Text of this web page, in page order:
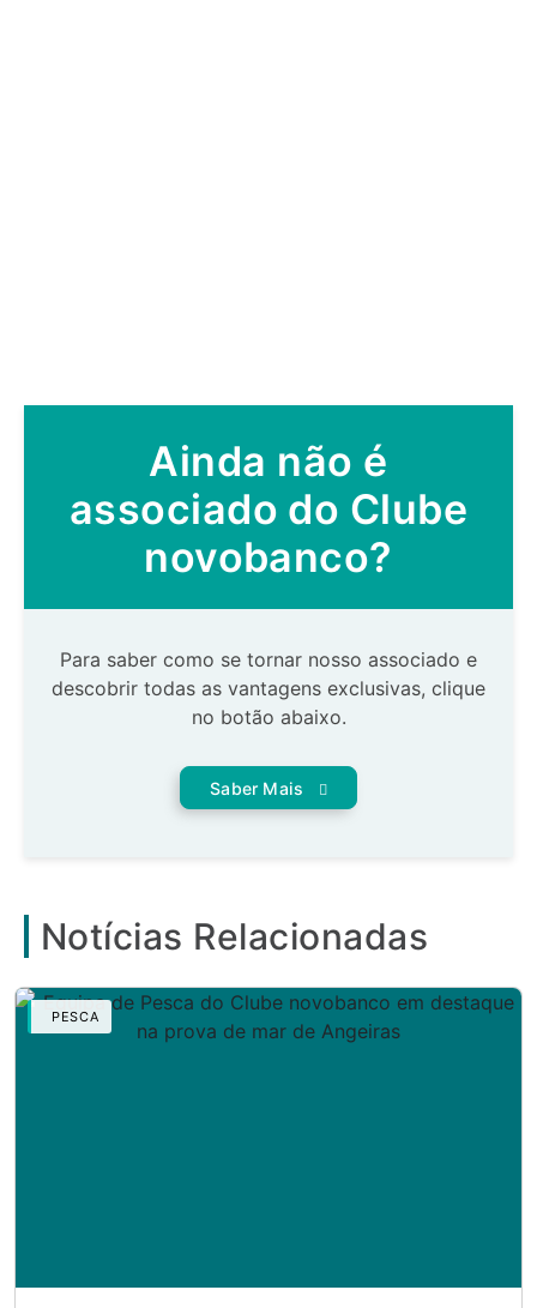
Ainda não é
associado do Clube
novobanco?
Para saber como se tornar nosso associado e
descobrir todas as vantagens exclusivas, clique
no botão abaixo.
Saber Mais
Notícias Relacionadas
PESCA